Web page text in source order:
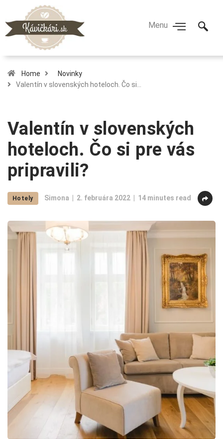
Home
Novinky
Valentín v slovenských hoteloch. Čo si…
Valentín v slovenských
hoteloch. Čo si pre vás
pripravili?
Hotely Simona 2. februára 2022 14 minutes read